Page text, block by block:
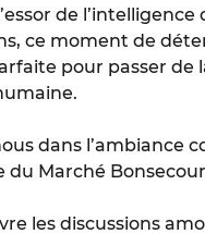
de l’intelligence
ce moment de
pour passer de
dans l’ambiance
du Marché
les discussions